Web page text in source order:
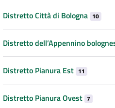
Distretto Città di Bologna 10
Distretto dell’Appennino
Distretto Pianura Est 11
Distretto Pianura Ovest 7